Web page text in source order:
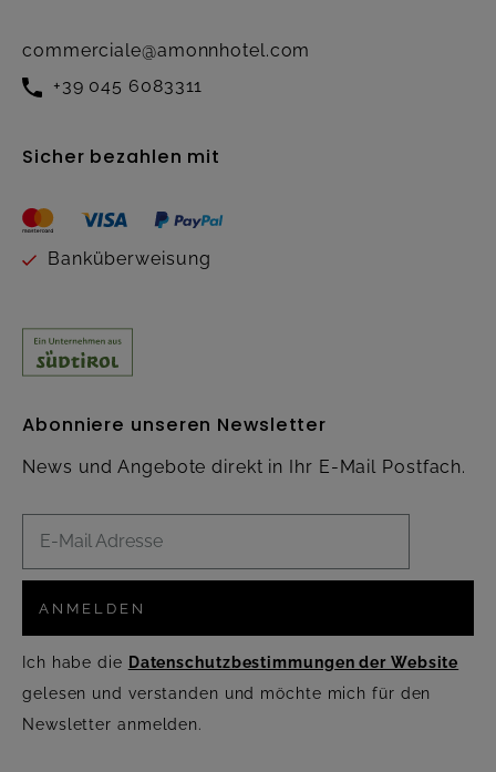
commerciale@amonnhotel.com
+39 045 6083311
Sicher bezahlen mit
Banküberweisung
Abonniere unseren Newsletter
News und Angebote direkt in Ihr E-Mail Postfach.
ANMELDEN
Ich habe die Datenschutzbestimmungen der Website
gelesen und verstanden und möchte mich für den
Newsletter anmelden.